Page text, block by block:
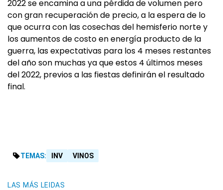
2022 se encamina a una pérdida de volumen pero
con gran recuperación de precio, a la espera de lo
que ocurra con las cosechas del hemisferio norte y
los aumentos de costo en energía producto de la
guerra, las expectativas para los 4 meses restantes
del año son muchas ya que estos 4 últimos meses
del 2022, previos a las fiestas definirán el resultado
final.
TEMAS: INV VINOS
LAS MÁS LEIDAS